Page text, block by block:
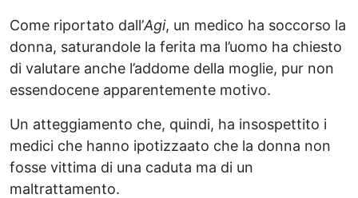
Come riportato dall’Agi, un medico ha soccorso la
donna, saturandole la ferita ma l’uomo ha chiesto
di valutare anche l’addome della moglie, pur non
essendocene apparentemente motivo.
Un atteggiamento che, quindi, ha insospettito i
medici che hanno ipotizzaato che la donna non
fosse vittima di una caduta ma di un
maltrattamento.